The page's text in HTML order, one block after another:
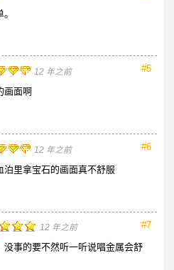
#5
12 年之前
画面啊
#6
12 年之前
里拿宝石的画面真不舒服
#7
12 年之前
没事的要不然听一听说唱金属会舒